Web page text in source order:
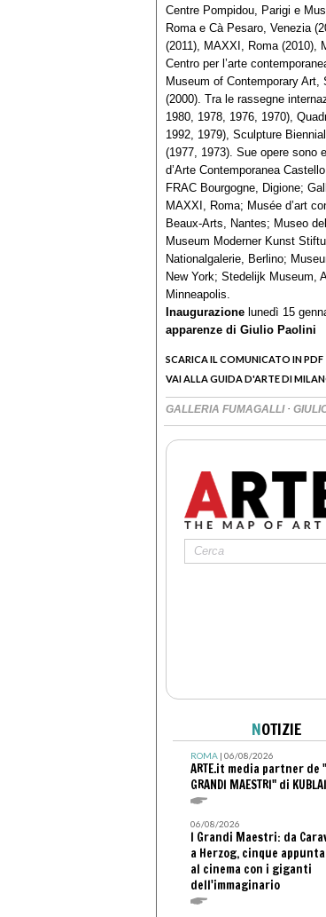
Centre Pompidou, Parigi e
Roma e Cà Pesaro, Venezia
(2011), MAXXI, Roma (2010),
Centro per l’arte
Museum of Contemporary Art,
(2000). Tra le rassegne
1980, 1978, 1976, 1970),
1992, 1979), Sculpture
(1977, 1973). Sue opere sono
d’Arte Contemporanea
FRAC Bourgogne, Digione;
MAXXI, Roma; Musée d’art
Beaux-Arts, Nantes; Museo
Museum Moderner Kunst
Nationalgalerie, Berlino;
New York; Stedelijk Museum,
Minneapolis.
Inaugurazione lunedì 15
apparenze di Giulio Paolini
SCARICA IL COMUNICATO IN PDF
VAI ALLA GUIDA D'ARTE DI
GALLERIA FUMAGALLI ·
NOTIZIE
ROMA| 06/08/2026
ARTE.it media partner de
GRANDI MAESTRI" di
06/08/2026
I Grandi Maestri: da
a Herzog, cinque
al cinema con i giganti
dell'immaginario